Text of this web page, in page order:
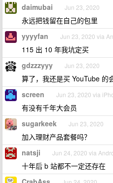
daimubai Jun 23, 2020
永远把钱留在自己的包里
yyyyfan Jun 23, 2020 via
115 出 10 年我坑定买
gdzzzyyy Jun 23, 2020
算了，我还是买 YouTube 的
screen Jun 23, 2020 via
有没有千年大会员
sugarkeek Jun 23, 2020
加入理财产品套餐吗？
natsji Jun 24, 2020 via
十年后 b 站都不一定还存在